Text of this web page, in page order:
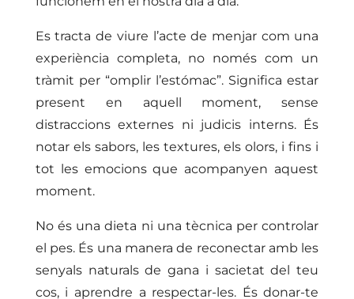
Es tracta de viure l’acte de menjar com una
experiència completa, no només com un
tràmit per “omplir l’estómac”. Significa estar
present en aquell moment, sense
distraccions externes ni judicis interns. És
notar els sabors, les textures, els olors, i fins i
tot les emocions que acompanyen aquest
moment.
No és una dieta ni una tècnica per controlar
el pes. És una manera de reconectar amb les
senyals naturals de gana i sacietat del teu
cos, i aprendre a respectar-les. És donar-te